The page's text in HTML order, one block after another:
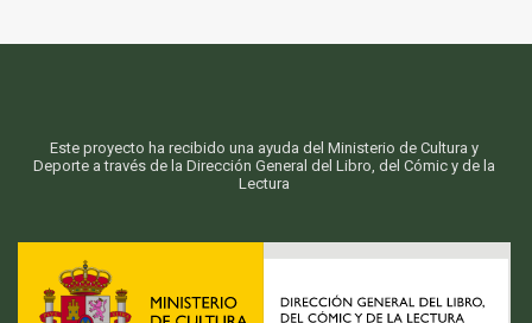
Este proyecto ha recibido una ayuda del Ministerio de Cultura y
Deporte a través de la Dirección General del Libro, del Cómic y de la
Lectura